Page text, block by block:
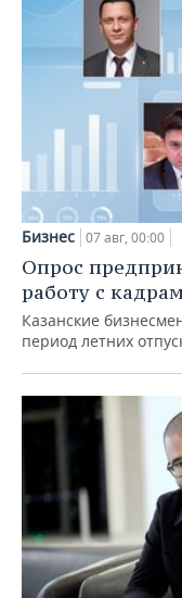
Бизнес 07 авг, 00:00
Опрос
работу с
Казанские
период летних